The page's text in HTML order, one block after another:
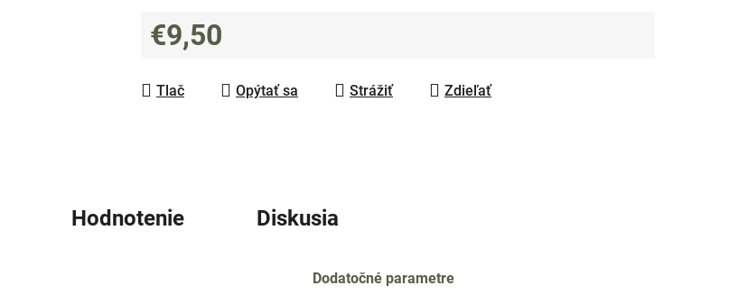
hviezdičiek.
€9,50
Tlač
Opýtať sa Strážiť Zdieľať
Hodnotenie Diskusia
Dodatočné parametre